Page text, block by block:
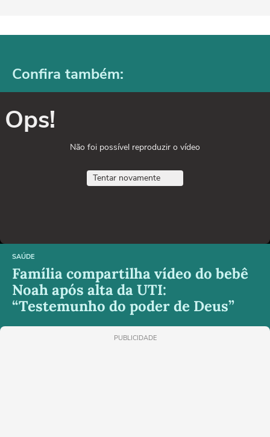
Confira também:
Ops!
Não foi possível reproduzir o vídeo
Tentar novamente
SAÚDE
Família compartilha vídeo do bebê
Noah após alta da UTI:
“Testemunho do poder de Deus”
PUBLICIDADE